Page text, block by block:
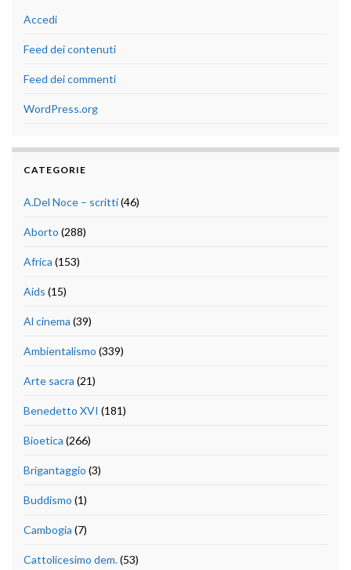
Accedi
Feed dei contenuti
Feed dei commenti
WordPress.org
CATEGORIE
A.Del Noce – scritti(46)
Aborto (288)
Africa (153)
Aids (15)
Al cinema (39)
Ambientalismo (339)
Arte sacra (21)
Benedetto XVI (181)
Bioetica (266)
Brigantaggio (3)
Buddismo (1)
Cambogia (7)
Cattolicesimo dem.(53)